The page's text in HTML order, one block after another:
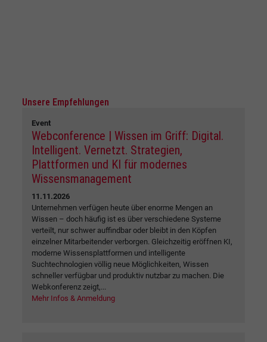
Unsere Empfehlungen
Event
Webconference | Wissen im Griff: Digital.
Intelligent. Vernetzt. Strategien,
Plattformen und KI für modernes
Wissensmanagement
11.11.2026
Unternehmen verfügen heute über enorme Mengen an
Wissen – doch häufig ist es über verschiedene Systeme
verteilt, nur schwer auffindbar oder bleibt in den Köpfen
einzelner Mitarbeitender verborgen. Gleichzeitig eröffnen KI,
moderne Wissensplattformen und intelligente
Suchtechnologien völlig neue Möglichkeiten, Wissen
schneller verfügbar und produktiv nutzbar zu machen. Die
Webkonferenz zeigt,...
Mehr Infos & Anmeldung